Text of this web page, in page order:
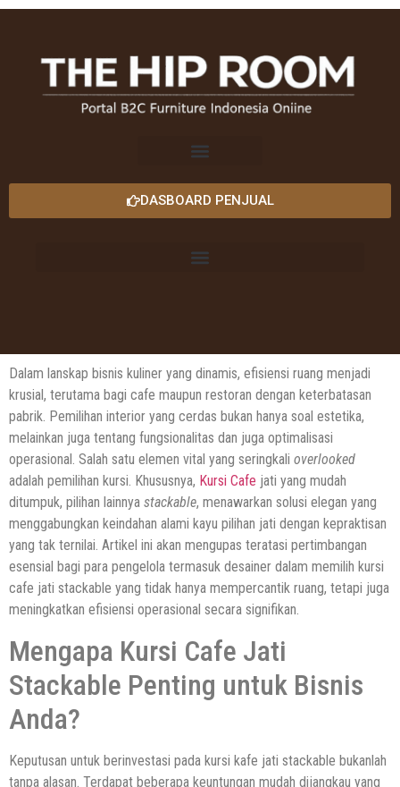
DASBOARD PENJUAL
Dalam lanskap bisnis kuliner yang dinamis, efisiensi ruang menjadi
krusial, terutama bagi cafe maupun restoran dengan keterbatasan
pabrik. Pemilihan interior yang cerdas bukan hanya soal estetika,
melainkan juga tentang fungsionalitas dan juga optimalisasi
operasional. Salah satu elemen vital yang seringkali overlooked
adalah pemilihan kursi. Khususnya, Kursi Cafe jati yang mudah
ditumpuk, pilihan lainnya stackable, menawarkan solusi elegan yang
menggabungkan keindahan alami kayu pilihan jati dengan kepraktisan
yang tak ternilai. Artikel ini akan mengupas teratasi pertimbangan
esensial bagi para pengelola termasuk desainer dalam memilih kursi
cafe jati stackable yang tidak hanya mempercantik ruang, tetapi juga
meningkatkan efisiensi operasional secara signifikan.
Mengapa Kursi Cafe Jati
Stackable Penting untuk Bisnis
Anda?
Keputusan untuk berinvestasi pada kursi kafe jati stackable bukanlah
tanpa alasan. Terdapat beberapa keuntungan mudah dijangkau yang